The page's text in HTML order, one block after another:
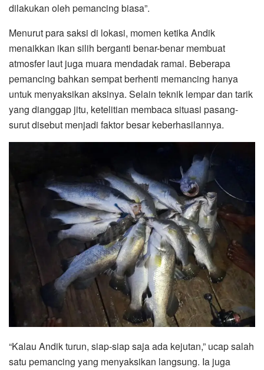
dilakukan oleh pemancing biasa”.
Menurut para saksi di lokasi, momen ketika Andik
menaikkan ikan silih berganti benar-benar membuat
atmosfer laut juga muara mendadak ramai. Beberapa
pemancing bahkan sempat berhenti memancing hanya
untuk menyaksikan aksinya. Selain teknik lempar dan tarik
yang dianggap jitu, ketelitian membaca situasi pasang-
surut disebut menjadi faktor besar keberhasilannya.
“Kalau Andik turun, siap-siap saja ada kejutan,” ucap salah
satu pemancing yang menyaksikan langsung. Ia juga